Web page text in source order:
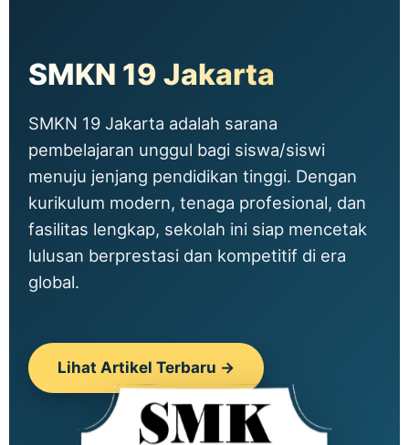
SMKN 19 Jakarta
SMKN 19 Jakarta adalah sarana
pembelajaran unggul bagi siswa/siswi
menuju jenjang pendidikan tinggi. Dengan
kurikulum modern, tenaga profesional, dan
fasilitas lengkap, sekolah ini siap mencetak
lulusan berprestasi dan kompetitif di era
global.
Lihat Artikel Terbaru →